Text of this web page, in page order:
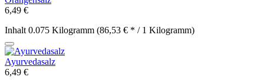
6,49 €
Inhalt 0.075 Kilogramm (86,53 € * / 1 Kilogramm)
Ayurvedasalz
6,49 €